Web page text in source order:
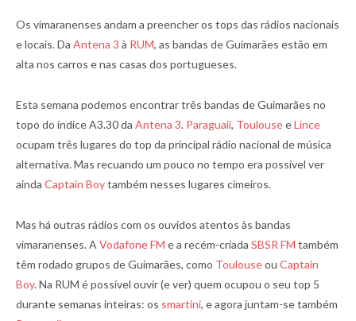
Os vimaranenses andam a preencher os tops das rádios nacionais
e locais. Da Antena 3 à RUM, as bandas de Guimarães estão em
alta nos carros e nas casas dos portugueses.
Esta semana podemos encontrar três bandas de Guimarães no
topo do índice A3.30 da Antena 3. Paraguaii, ToulouseeLince
ocupam três lugares do top da principal rádio nacional de música
alternativa. Mas recuando um pouco no tempo era possível ver
ainda Captain Boytambém nesses lugares cimeiros.
Mas há outras rádios com os ouvidos atentos às bandas
vimaranenses. A Vodafone FM e a recém-criada SBSR FM também
têm rodado grupos de Guimarães, como Toulouseou Captain
Boy. Na RUM é possível ouvir (e ver) quem ocupou o seu top 5
durante semanas inteiras: os smartini, e agora juntam-se também